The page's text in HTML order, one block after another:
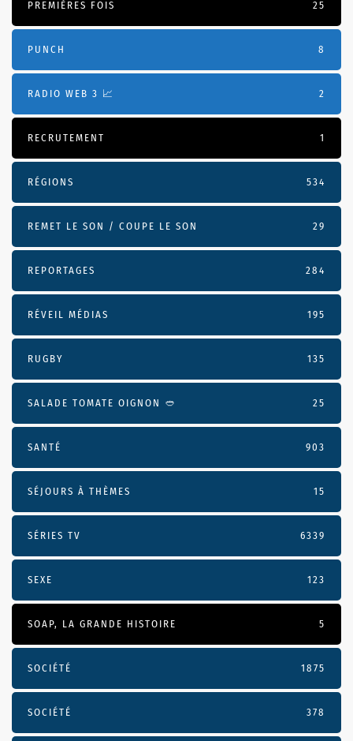
PREMIÈRES FOIS 25
PUNCH 8
RADIO WEB 3 📈 2
RECRUTEMENT 1
RÉGIONS 534
REMET LE SON / COUPE LE SON 29
REPORTAGES 284
RÉVEIL MÉDIAS 195
RUGBY 135
SALADE TOMATE OIGNON 🥙 25
SANTÉ 903
SÉJOURS À THÈMES 15
SÉRIES TV 6339
SEXE 123
SOAP, LA GRANDE HISTOIRE 5
SOCIÉTÉ 1875
SOCIÉTÉ 378